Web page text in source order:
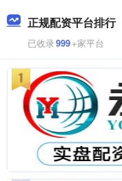
正规配资平台排行
已收录999+家平台